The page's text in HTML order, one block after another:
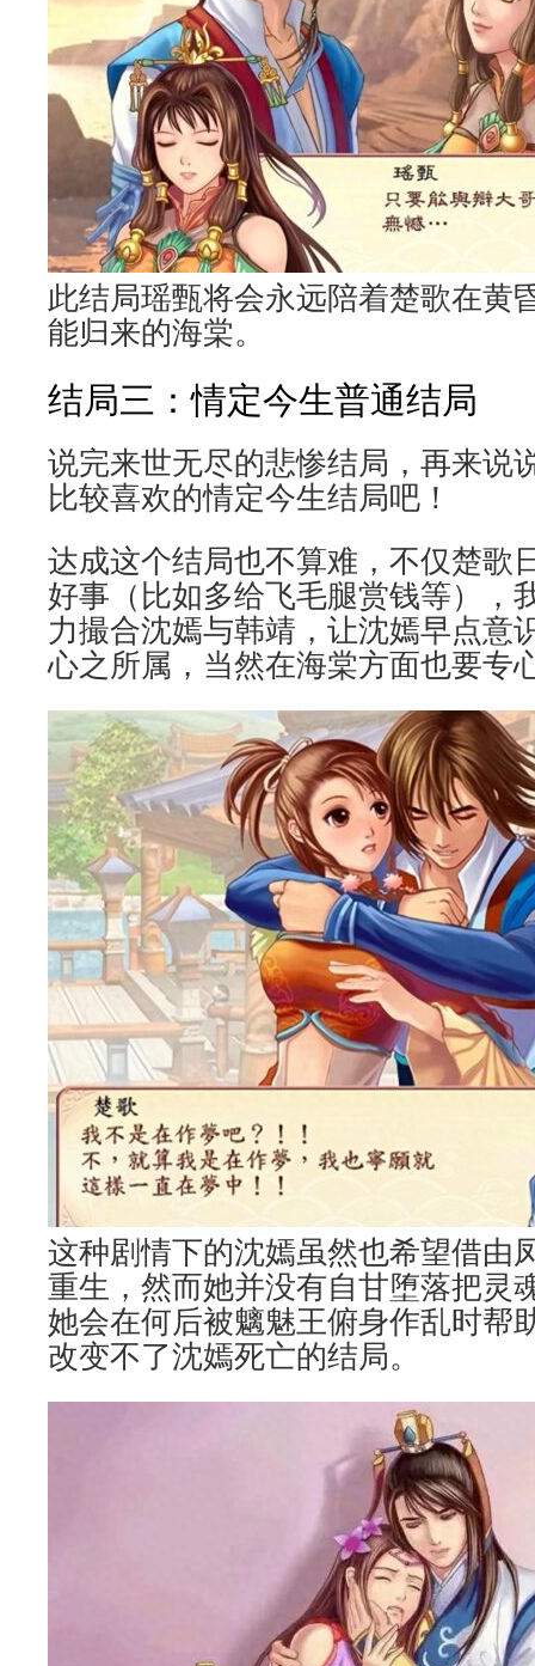
此结局瑶甄将会永远陪着楚歌在黄
能归来的海棠。
结局三：情定今生普通结局
说完来世无尽的悲惨结局，再来说
比较喜欢的情定今生结局吧！
达成这个结局也不算难，不仅楚歌
好事（比如多给飞毛腿赏钱等），
力撮合沈嫣与韩靖，让沈嫣早点意
心之所属，当然在海棠方面也要专
这种剧情下的沈嫣虽然也希望借由
重生，然而她并没有自甘堕落把灵
她会在何后被魑魅王俯身作乱时帮
改变不了沈嫣死亡的结局。